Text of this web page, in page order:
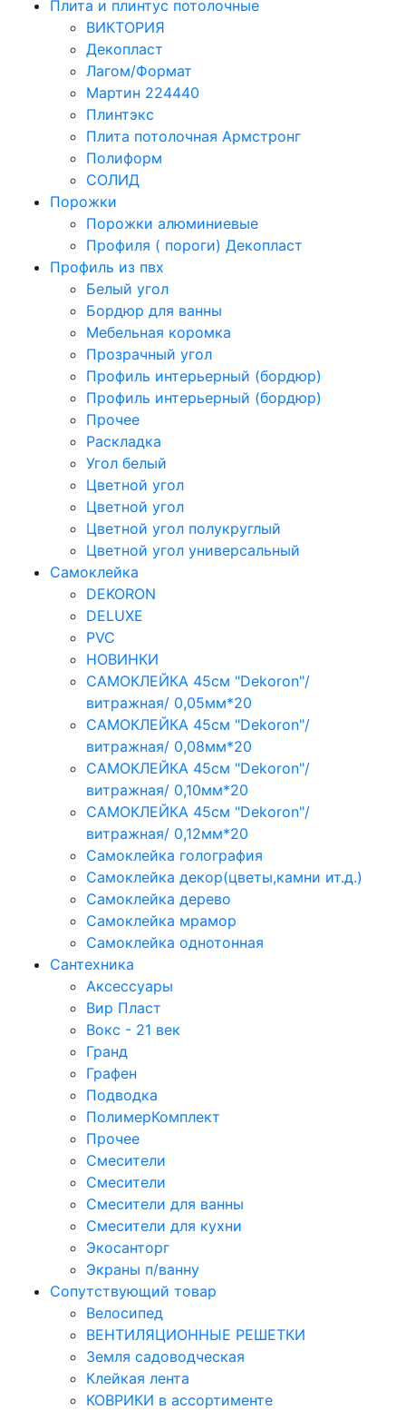
Плита и плинтус потолочные
ВИКТОРИЯ
Декопласт
Лагом/Формат
Мартин 224440
Плинтэкс
Плита потолочная Армстронг
Полиформ
СОЛИД
Порожки
Порожки алюминиевые
Профиля ( пороги) Декопласт
Профиль из пвх
Белый угол
Бордюр для ванны
Мебельная коромка
Прозрачный угол
Профиль интерьерный (бордюр)
Профиль интерьерный (бордюр)
Прочее
Раскладка
Угол белый
Цветной угол
Цветной угол
Цветной угол полукруглый
Цветной угол универсальный
Самоклейка
DEKORON
DELUXE
PVC
НОВИНКИ
САМОКЛЕЙКА 45см "Dekoron"/
витражная/ 0,05мм*20
САМОКЛЕЙКА 45см "Dekoron"/
витражная/ 0,08мм*20
САМОКЛЕЙКА 45см "Dekoron"/
витражная/ 0,10мм*20
САМОКЛЕЙКА 45см "Dekoron"/
витражная/ 0,12мм*20
Самоклейка голография
Самоклейка декор(цветы,камни ит.д.)
Самоклейка дерево
Самоклейка мрамор
Самоклейка однотонная
Сантехника
Аксессуары
Вир Пласт
Вокс - 21 век
Гранд
Графен
Подводка
ПолимерКомплект
Прочее
Смесители
Смесители
Смесители для ванны
Смесители для кухни
Экосанторг
Экраны п/ванну
Сопутствующий товар
Велосипед
ВЕНТИЛЯЦИОННЫЕ РЕШЕТКИ
Земля садоводческая
Клейкая лента
КОВРИКИ в ассортименте